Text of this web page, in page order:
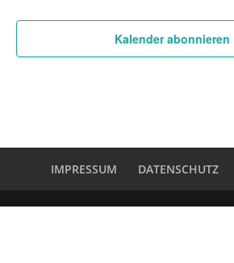
Kalender abonnieren
IMPRESSUM DATENSCHUTZ